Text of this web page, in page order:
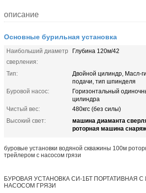
описание
Основные бурильная установка
Наибольший диаметр
сверления:
Глубина 120м/42
Тип:
Двойной цилиндр, Масл-
подачи, тип шпинделя
Буровой насос:
Горизонтальный
цилиндра
Чистый вес:
480кгс (без силы)
Высокий свет:
машина диаманта
роторная машина
буровые установки водяной скважины 100м
трейлером с насосом грязи
БУРОВАЯ УСТАНОВКА СИ-1БТ ПОРТАТИВНАЯ
НАСОСОМ ГРЯЗИ